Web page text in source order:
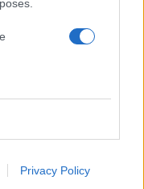
Privacy Policy
«Δεκαπέντε
και αγάπη»
που έπεσε στην
να βοηθά
38χρονης